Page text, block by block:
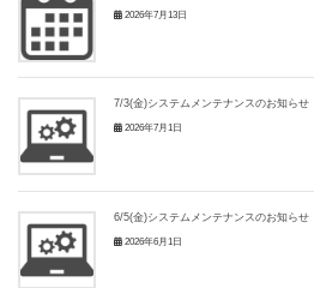
2026年7月13日
7/3(金)システムメンテナンスのお知らせ
2026年7月1日
6/5(金)システムメンテナンスのお知らせ
2026年6月1日